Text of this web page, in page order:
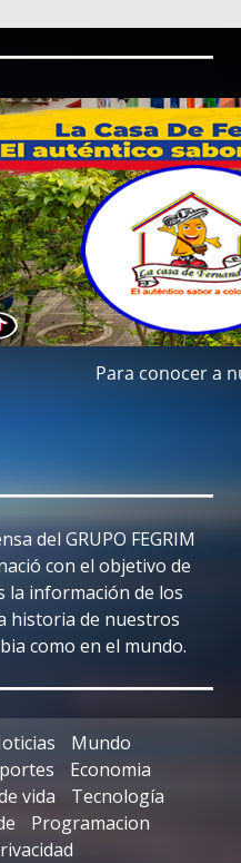
del GRUPO FEGRIM
con el objetivo de
la información de los
historia de nuestros
como en el mundo.
Mundo
Economia
vida
Tecnología
Programacion